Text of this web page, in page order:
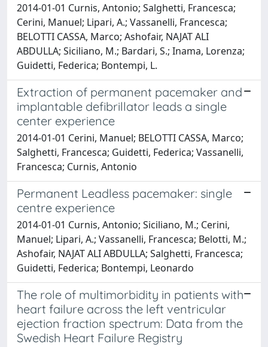
2014-01-01 Curnis, Antonio; Salghetti, Francesca;
Cerini, Manuel; Lipari, A.; Vassanelli, Francesca;
BELOTTI CASSA, Marco; Ashofair, NAJAT ALI
ABDULLA; Siciliano, M.; Bardari, S.; Inama, Lorenza;
Guidetti, Federica; Bontempi, L.
Extraction of permanent pacemaker and
implantable defibrillator leads a single
center experience
2014-01-01 Cerini, Manuel; BELOTTI CASSA, Marco;
Salghetti, Francesca; Guidetti, Federica; Vassanelli,
Francesca; Curnis, Antonio
Permanent Leadless pacemaker: single
centre experience
2014-01-01 Curnis, Antonio; Siciliano, M.; Cerini,
Manuel; Lipari, A.; Vassanelli, Francesca; Belotti, M.;
Ashofair, NAJAT ALI ABDULLA; Salghetti, Francesca;
Guidetti, Federica; Bontempi, Leonardo
The role of multimorbidity in patients with
heart failure across the left ventricular
ejection fraction spectrum: Data from the
Swedish Heart Failure Registry